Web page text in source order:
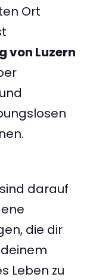
Ort
von Luzern
darauf
die dir
Leben zu